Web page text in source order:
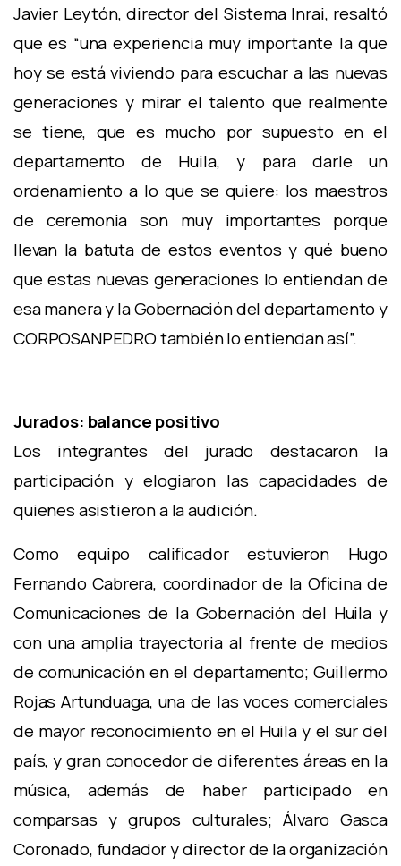
Javier Leytón, director del Sistema Inrai, resaltó
que es “una experiencia muy importante la que
hoy se está viviendo para escuchar a las nuevas
generaciones y mirar el talento que realmente
se tiene, que es mucho por supuesto en el
departamento de Huila, y para darle un
ordenamiento a lo que se quiere: los maestros
de ceremonia son muy importantes porque
llevan la batuta de estos eventos y qué bueno
que estas nuevas generaciones lo entiendan de
esa manera y la Gobernación del departamento y
CORPOSANPEDRO también lo entiendan así”.
Jurados: balance positivo
Los integrantes del jurado destacaron la
participación y elogiaron las capacidades de
quienes asistieron a la audición.
Como equipo calificador estuvieron Hugo
Fernando Cabrera, coordinador de la Oficina de
Comunicaciones de la Gobernación del Huila y
con una amplia trayectoria al frente de medios
de comunicación en el departamento; Guillermo
Rojas Artunduaga, una de las voces comerciales
de mayor reconocimiento en el Huila y el sur del
país, y gran conocedor de diferentes áreas en la
música, además de haber participado en
comparsas y grupos culturales; Álvaro Gasca
Coronado, fundador y director de la organización